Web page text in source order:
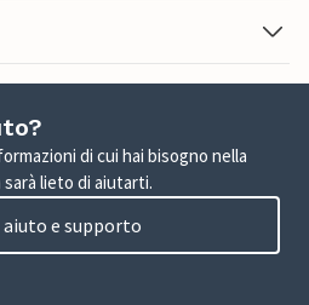
di cui hai bisogno nella
lieto di aiutarti.
aiuto e supporto